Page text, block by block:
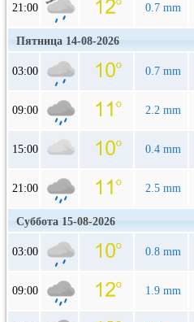
21:00 0.7 mm
Пятница 14-08-2026
03:00 0.7 mm
09:00 2.2 mm
15:00 0.4 mm
21:00 2.5 mm
Суббота 15-08-2026
03:00 0.8 mm
09:00 1.9 mm